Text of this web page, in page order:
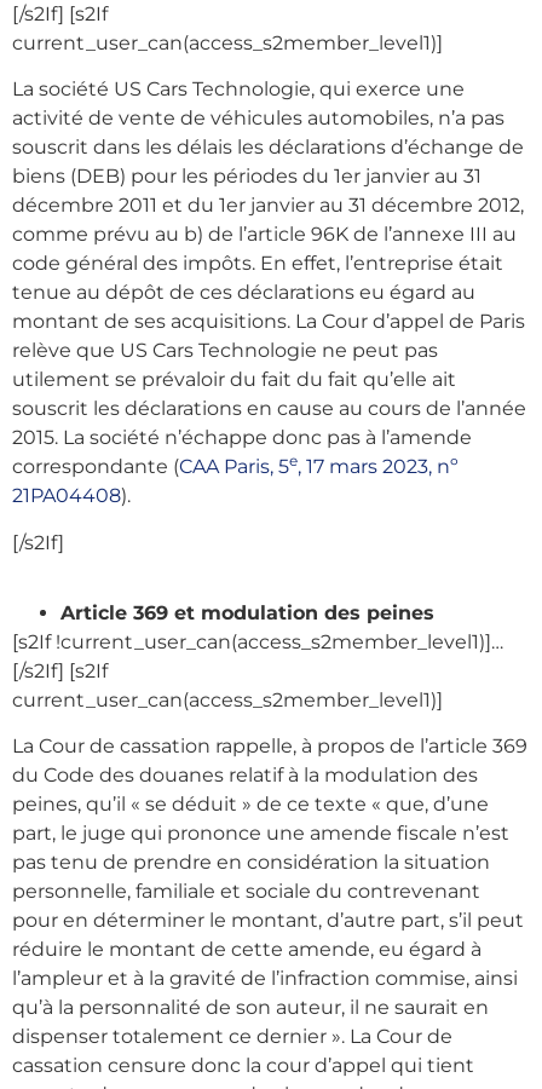
[/s2If] [s2If
current_user_can(access_s2member_level1)]
La société US Cars Technologie, qui exerce une
activité de vente de véhicules automobiles, n’a pas
souscrit dans les délais les déclarations d’échange de
biens (DEB) pour les périodes du 1er janvier au 31
décembre 2011 et du 1er janvier au 31 décembre 2012,
comme prévu au b) de l’article 96K de l’annexe III au
code général des impôts. En effet, l’entreprise était
tenue au dépôt de ces déclarations eu égard au
montant de ses acquisitions. La Cour d’appel de Paris
relève que US Cars Technologie ne peut pas
utilement se prévaloir du fait du fait qu’elle ait
souscrit les déclarations en cause au cours de l’année
2015. La société n’échappe donc pas à l’amende
correspondante (CAA Paris, 5e, 17 mars 2023, nº
21PA04408).
[/s2If]
Article 369 et modulation des peines
[s2If !current_user_can(access_s2member_level1)]…
[/s2If] [s2If
current_user_can(access_s2member_level1)]
La Cour de cassation rappelle, à propos de l’article 369
du Code des douanes relatif à la modulation des
peines, qu’il « se déduit » de ce texte « que, d’une
part, le juge qui prononce une amende fiscale n’est
pas tenu de prendre en considération la situation
personnelle, familiale et sociale du contrevenant
pour en déterminer le montant, d’autre part, s’il peut
réduire le montant de cette amende, eu égard à
l’ampleur et à la gravité de l’infraction commise, ainsi
qu’à la personnalité de son auteur, il ne saurait en
dispenser totalement ce dernier ». La Cour de
cassation censure donc la cour d’appel qui tient